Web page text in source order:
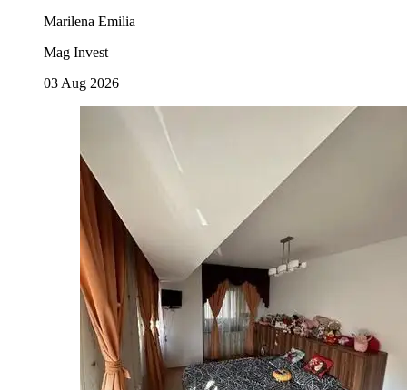
Marilena Emilia
Mag Invest
03 Aug 2026